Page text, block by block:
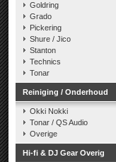
Goldring
Grado
Pickering
Shure / Jico
Stanton
Technics
Tonar
Reiniging / Onderhoud
Okki Nokki
Tonar / QS Audio
Overige
Hi-fi & DJ Gear Overig